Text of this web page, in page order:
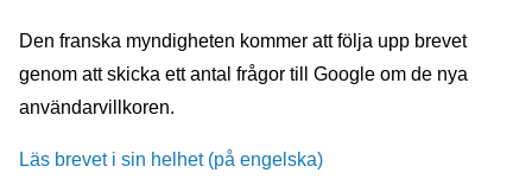
Den franska myndigheten kommer att följa upp brevet
genom att skicka ett antal frågor till Google om de nya
användarvillkoren.
Läs brevet i sin helhet (på engelska)